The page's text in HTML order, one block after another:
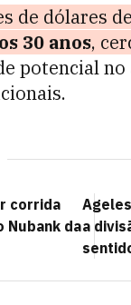
de dólares
30 anos,
potencial
corrida
Nubank daa